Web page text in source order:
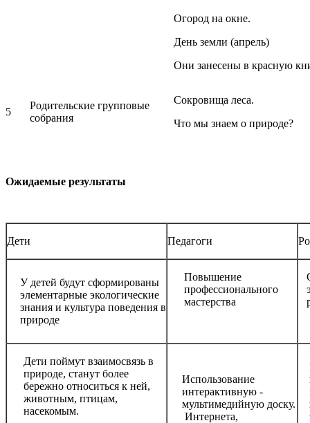
Огород на окне.
День земли (апрель)
Они занесены в красную
5
Родительские групповые
собрания
Сокровища леса.
Что мы знаем о природе?
Ожидаемые результаты
Дети Педагоги
У детей будут сформированы
элементарные экологические
знания и культура поведения в
природе
Повышение
профессионального
мастерства
Дети поймут взаимосвязь в
природе, станут более
бережно относиться к ней,
животным, птицам,
насекомым.
Использование
интерактивную -
мультимедийную доску.
Интернета,